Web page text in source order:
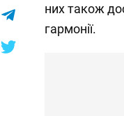
них також
гармонії.